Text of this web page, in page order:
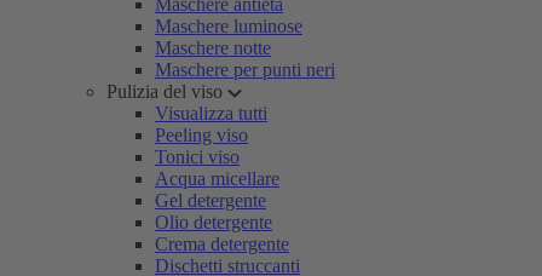
Maschere antietà
Maschere luminose
Maschere notte
Maschere per punti neri
Pulizia del viso
Visualizza tutti
Peeling viso
Tonici viso
Acqua micellare
Gel detergente
Olio detergente
Crema detergente
Dischetti struccanti